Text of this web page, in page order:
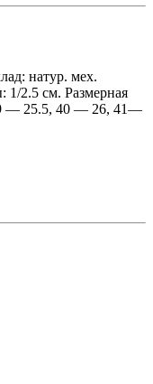
натур. мех.
1/2.5 см. Размерная
— 25.5, 40 — 26, 41—